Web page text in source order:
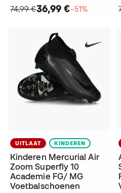
74,99 €36,99 €−51%
UITLAAT KINDEREN
Kinderen Mercurial Air
Zoom Superfly 10
Academie FG/ MG
Voetbalschoenen